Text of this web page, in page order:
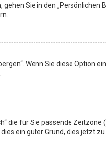
Sie in den „Persönlichen
Wenn Sie diese Option
die für Sie passende Zeitzone
ein guter Grund, dies jetzt zu